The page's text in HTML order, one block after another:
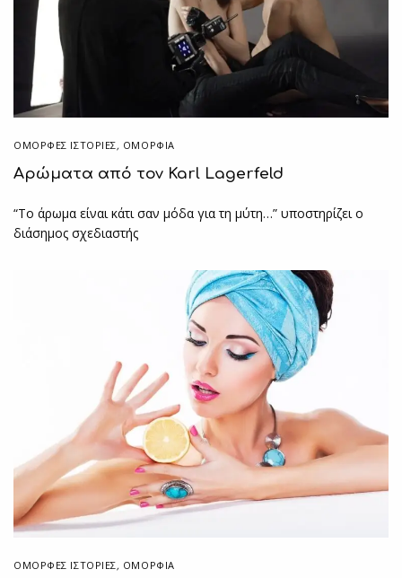
ΌΜΟΡΦΕΣ ΙΣΤΟΡΊΕΣ, ΟΜΟΡΦΙΑ
Αρώματα από τον Karl Lagerfeld
“Το άρωμα είναι κάτι σαν μόδα για τη μύτη…” υποστηρίζει ο
διάσημος σχεδιαστής
ΌΜΟΡΦΕΣ ΙΣΤΟΡΊΕΣ, ΟΜΟΡΦΙΑ